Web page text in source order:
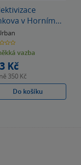
v Horním
vazba
Kč
350 Kč
Do košíku